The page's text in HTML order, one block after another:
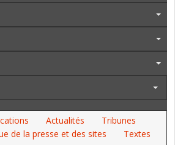
Actualités
Tribunes
de la presse et des sites
Textes